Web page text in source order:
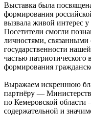
Выставка была
формирования
вызвала живой интерес у
Посетители смогли
личностями, связанными
государственности
частью
формирования
Выражаем искреннюю
партнёру —
по Кемеровской области
содержательной и